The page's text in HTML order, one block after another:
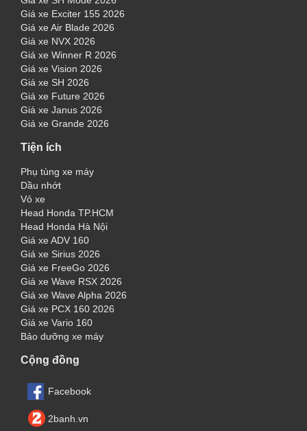
Giá xe Exciter 155 2026
Giá xe Air Blade 2026
Giá xe NVX 2026
Giá xe Winner R 2026
Giá xe Vision 2026
Giá xe SH 2026
Giá xe Future 2026
Giá xe Janus 2026
Giá xe Grande 2026
Tiện ích
Phụ tùng xe máy
Dầu nhớt
Vỏ xe
Head Honda TP.HCM
Head Honda Hà Nội
Giá xe ADV 160
Giá xe Sirius 2026
Giá xe FreeGo 2026
Giá xe Wave RSX 2026
Giá xe Wave Alpha 2026
Giá xe PCX 160 2026
Giá xe Vario 160
Bảo dưỡng xe máy
Cộng đồng
Facebook
2banh.vn